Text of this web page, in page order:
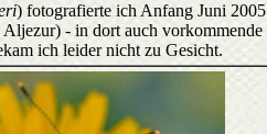
) fotografierte ich Anfang Juni
- in dort auch vorkommende
ich leider nicht zu Gesicht.